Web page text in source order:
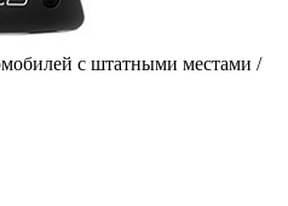
с штатными местами /